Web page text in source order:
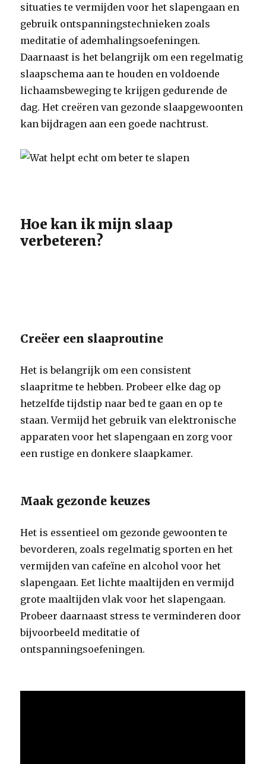
situaties te vermijden voor het slapengaan en
gebruik ontspanningstechnieken zoals
meditatie of ademhalingsoefeningen.
Daarnaast is het belangrijk om een regelmatig
slaapschema aan te houden en voldoende
lichaamsbeweging te krijgen gedurende de
dag. Het creëren van gezonde slaapgewoonten
kan bijdragen aan een goede nachtrust.
Hoe kan ik mijn slaap
verbeteren?
Creëer een slaaproutine
Het is belangrijk om een consistent
slaapritme te hebben. Probeer elke dag op
hetzelfde tijdstip naar bed te gaan en op te
staan. Vermijd het gebruik van elektronische
apparaten voor het slapengaan en zorg voor
een rustige en donkere slaapkamer.
Maak gezonde keuzes
Het is essentieel om gezonde gewoonten te
bevorderen, zoals regelmatig sporten en het
vermijden van cafeïne en alcohol voor het
slapengaan. Eet lichte maaltijden en vermijd
grote maaltijden vlak voor het slapengaan.
Probeer daarnaast stress te verminderen door
bijvoorbeeld meditatie of
ontspanningsoefeningen.